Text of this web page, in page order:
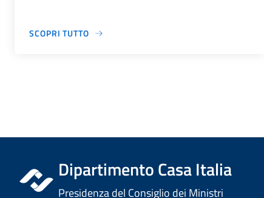
SCOPRI TUTTO
Dipartimento Casa Italia
Presidenza del Consiglio dei Ministri